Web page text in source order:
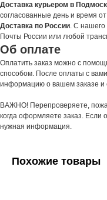
Доставка курьером в
согласованные день и время
Доставка по России. С нашего
Почты России или любой
Об оплате
Оплатить заказ можно с
способом. После оплаты с
информацию о вашем заказе и
ВАЖНО! Перепроверяете,
когда оформляете заказ. Если
нужная информация.
Похожие товары